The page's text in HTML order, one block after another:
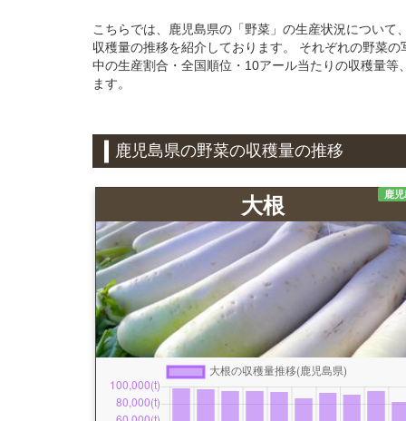
こちらでは、鹿児島県の「野菜」の生産状況につい
収穫量の推移を紹介しております。 それぞれの野菜
中の生産割合・全国順位・10アール当たりの収穫量
ます。
鹿児島県の野菜の収穫量の推移
鹿
大根